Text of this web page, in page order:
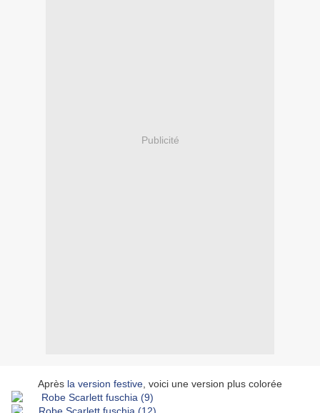
Publicité
Après la version festive , voici une version plus colorée